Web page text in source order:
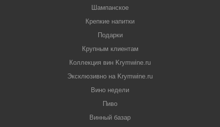
Шампанское
Крепкие напитки
Подарки
Крупным клиентам
Коллекция вин Krymwine.ru
Эксклюзивно на Krymwine.ru
Вино недели
Пиво
Винный базар